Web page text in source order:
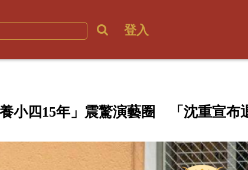
登入
小四15年」震驚演藝圈 「沈重宣布